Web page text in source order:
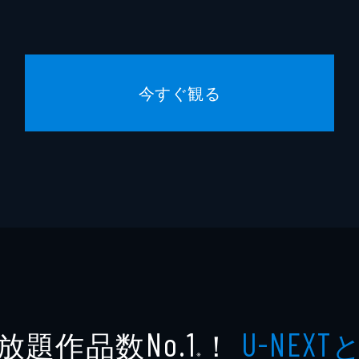
今すぐ観る
題作品数No.1 ※ ！ U-NEXT